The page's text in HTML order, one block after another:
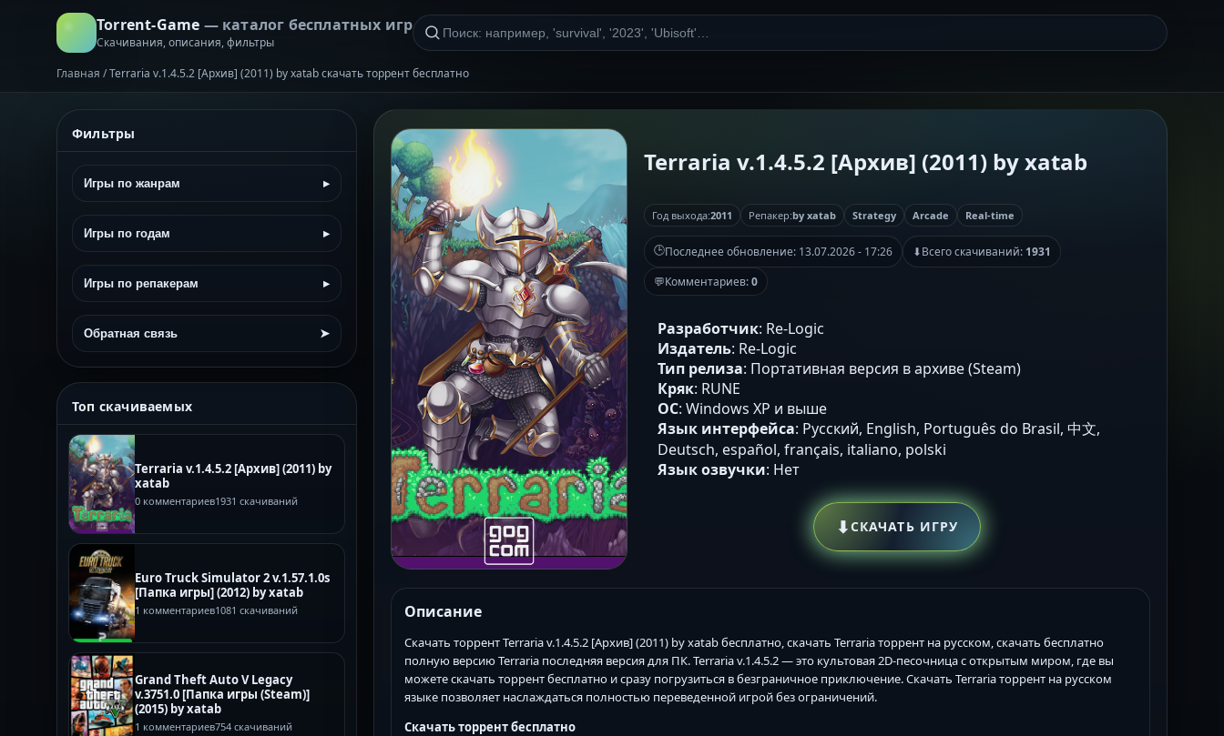
Torrent-Game — каталог бесплатных игр
Скачивания, описания, фильтры
Главная /Terraria v.1.4.5.2 [Архив] (2011) by xatab скачать торрент бесплатно
Фильтры
Игры по жанрам ▸
Игры по годам ▸
Игры по репакерам ▸
Обратная связь ➤
Топ скачиваемых
Terraria v.1.4.5.2 [Архив] (2011) by
xatab
0 комментариев1931 скачиваний
Euro Truck Simulator 2 v.1.57.1.0s
[Папка игры] (2012) by xatab
1 комментариев1081 скачиваний
Grand Theft Auto V Legacy
v.3751.0 [Папка игры (Steam)]
(2015) by xatab
1 комментариев754 скачиваний
Terraria v.1.4.5.2 [Архив] (2011) by xatab
Год выхода:2011 Репакер:by xatab Strategy Arcade Real-time
🕒Последнее обновление: 13.07.2026 - 17:26 ⬇Всего скачиваний: 1931
💬Комментариев:0
Разработчик: Re-Logic
Издатель: Re-Logic
Тип релиза: Портативная версия в архиве (Steam)
Кряк: RUNE
ОС: Windows XP и выше
Язык интерфейса: Русский, English, Português do Brasil, 中文,
Deutsch, español, français, italiano, polski
Язык озвучки: Нет
⬇СКАЧАТЬ ИГРУ
Описание
Скачать торрент Terraria v.1.4.5.2 [Архив] (2011) by xatab бесплатно, скачать Terraria торрент на русском, скачать бесплатно
полную версию Terraria последняя версия для ПК. Terraria v.1.4.5.2 — это культовая 2D-песочница с открытым миром, где вы
можете скачать торрент бесплатно и сразу погрузиться в безграничное приключение. Скачать Terraria торрент на русском
языке позволяет наслаждаться полностью переведенной игрой без ограничений.
Скачать торрент бесплатно